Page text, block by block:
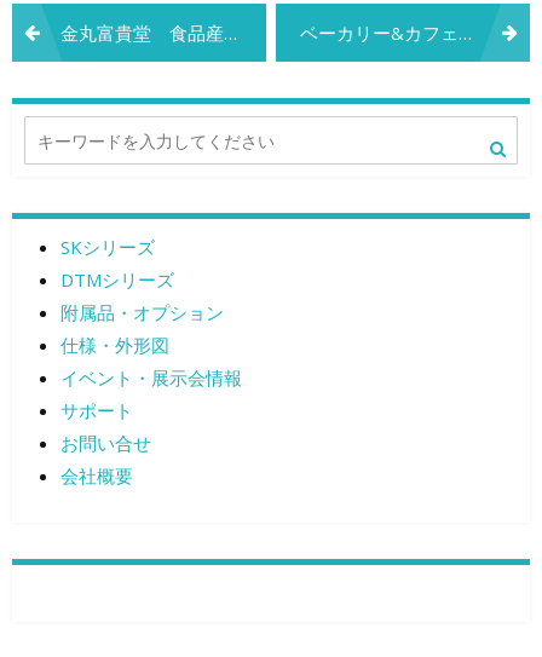
投
稿
ナ
ビ
ゲ
ー
シ
ョ
ン
金丸富貴堂 食品産業展示会 2018 札幌 ベーカリー&カフェジャパン2018
SKシリーズ
DTMシリーズ
附属品・オプション
仕様・外形図
イベント・展示会情報
サポート
お問い合せ
会社概要